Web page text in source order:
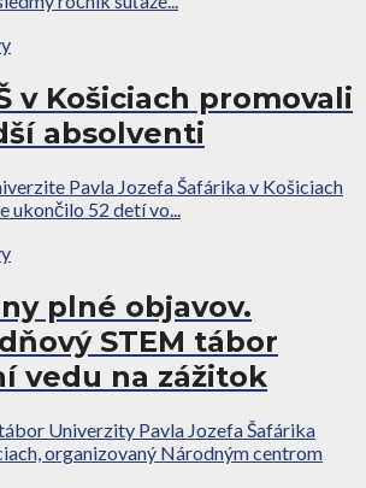
v Košiciach promovali
absolventi
Pavla Jozefa Šafárika v Košiciach
ukončilo 52 detí vo...
plné objavov.
STEM tábor
vedu na zážitok
Univerzity Pavla Jozefa Šafárika
organizovaný Národným centrom